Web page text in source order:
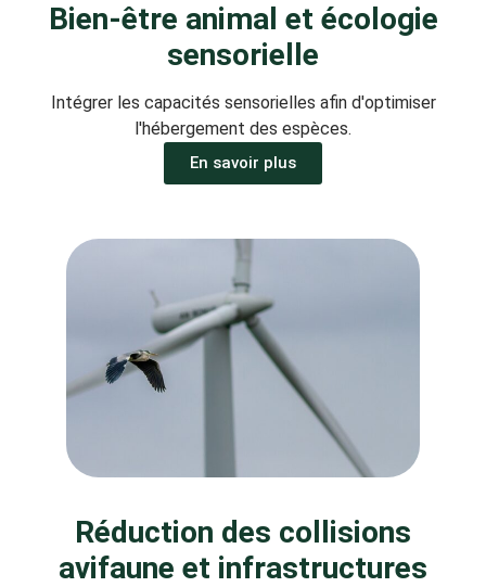
Bien-être animal et écologie
sensorielle
Intégrer les capacités sensorielles afin d'optimiser
l'hébergement des espèces.
En savoir plus
Réduction des collisions
avifaune et infrastructures